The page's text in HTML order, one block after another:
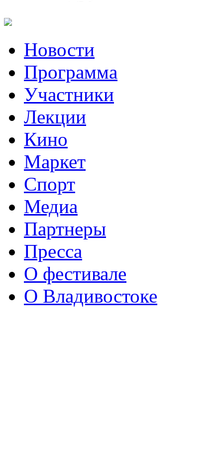
Новости
Программа
Участники
Лекции
Кино
Маркет
Спорт
Медиа
Партнеры
Пресса
О фестивале
О Владивостоке